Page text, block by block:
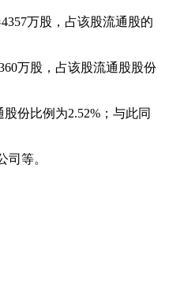
万股，占该股流通股的
万股，占该股流通股股份
份比例为2.52%；与此同
司等。